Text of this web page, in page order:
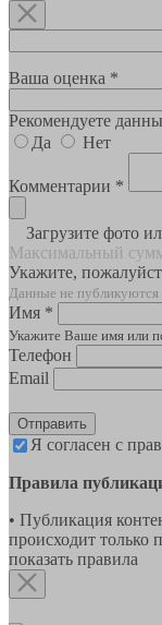
Ваша оценка *
Рекомендуете
Да
Нет
Комментарии *
Загрузите фото
Максимальный
Укажите,
Данные не
Имя *
Укажите Ваше имя или
Телефон
Email
Отправить
Я согласен с
Правила
• Публикация
происходит только
показать правила